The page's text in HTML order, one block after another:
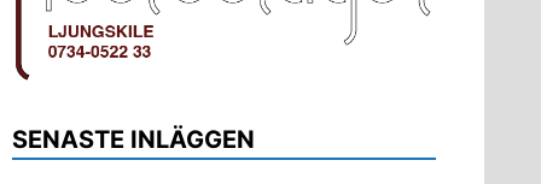
SENASTE INLÄGGEN